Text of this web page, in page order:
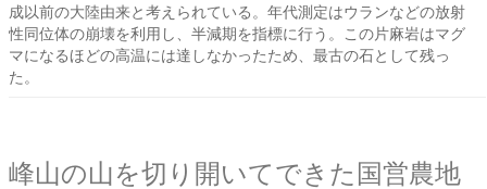
成以前の大陸由来と考えられている。年代測定はウランなどの放射
性同位体の崩壊を利用し、半減期を指標に行う。この片麻岩はマグ
マになるほどの高温には達しなかったため、最古の石として残っ
た。
峰山の山を切り開いてできた国営農地